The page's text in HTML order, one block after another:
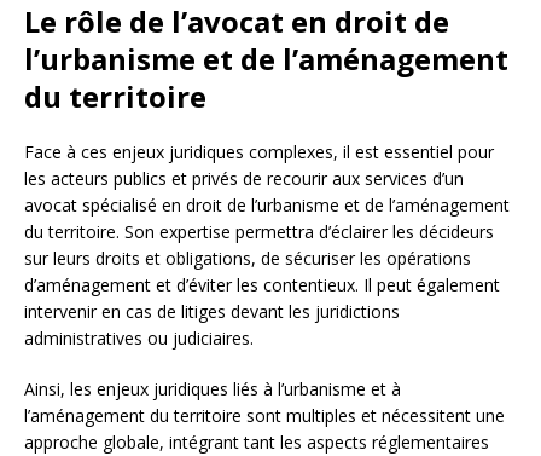
Le rôle de l’avocat en droit de
l’urbanisme et de l’aménagement
du territoire
Face à ces enjeux juridiques complexes, il est essentiel pour
les acteurs publics et privés de recourir aux services d’un
avocat spécialisé en droit de l’urbanisme et de l’aménagement
du territoire. Son expertise permettra d’éclairer les décideurs
sur leurs droits et obligations, de sécuriser les opérations
d’aménagement et d’éviter les contentieux. Il peut également
intervenir en cas de litiges devant les juridictions
administratives ou judiciaires.
Ainsi, les enjeux juridiques liés à l’urbanisme et à
l’aménagement du territoire sont multiples et nécessitent une
approche globale, intégrant tant les aspects réglementaires